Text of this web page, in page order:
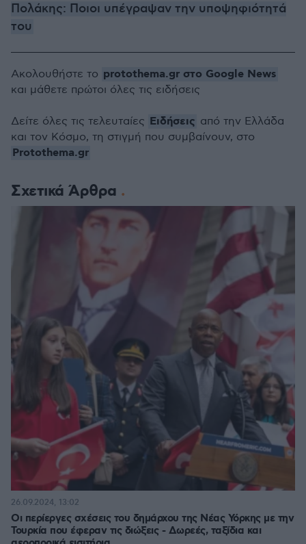
Πολάκης: Ποιοι υπέγραψαν την υποψηφιότητά
του
Σχετικά Άρθρα
Οι περίεργες σχέσεις του δημάρχου της Νέας Υόρκης με την
Τουρκία που έφεραν τις διώξεις - Δωρεές, ταξίδια και
26.09.2024, 13:02
Ακολουθήστε το protothema.gr στο Google News
και μάθετε πρώτοι όλες τις ειδήσεις
Δείτε όλες τις τελευταίες Ειδήσεις από την Ελλάδα
και τον Κόσμο, τη στιγμή που συμβαίνουν, στο
Protothema.gr